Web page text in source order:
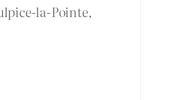
la-Pointe,